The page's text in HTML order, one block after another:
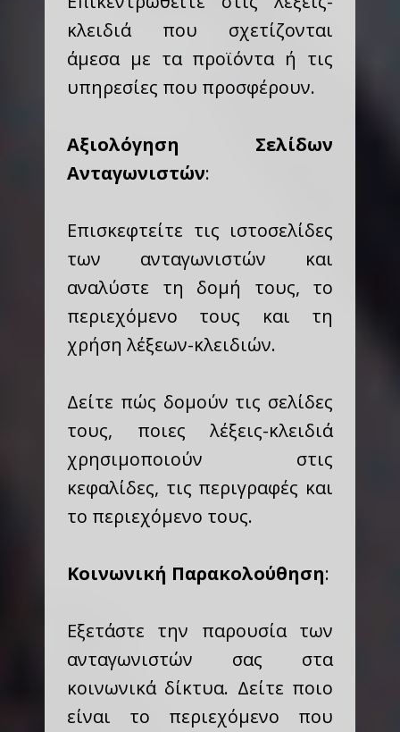
κλειδιά που σχετίζονται
άμεσα με τα προϊόντα ή τις
υπηρεσίες που προσφέρουν.
Αξιολόγηση Σελίδων
Ανταγωνιστών:
Επισκεφτείτε τις ιστοσελίδες
των ανταγωνιστών και
αναλύστε τη δομή τους, το
περιεχόμενο τους και τη
χρήση λέξεων-κλειδιών.
Δείτε πώς δομούν τις σελίδες
τους, ποιες λέξεις-κλειδιά
χρησιμοποιούν στις
κεφαλίδες, τις περιγραφές και
το περιεχόμενο τους.
Κοινωνική Παρακολούθηση:
Εξετάστε την παρουσία των
ανταγωνιστών σας στα
κοινωνικά δίκτυα. Δείτε ποιο
είναι το περιεχόμενο που